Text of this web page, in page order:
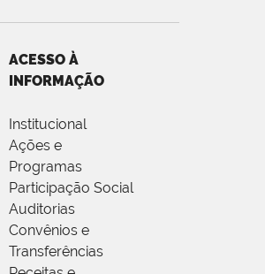
ACESSO À
INFORMAÇÃO
Institucional
Ações e
Programas
Participação Social
Auditorias
Convênios e
Transferências